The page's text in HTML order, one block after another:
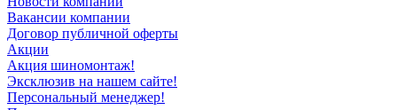
Вакансии компании
Договор публичной оферты
Акции
Акция шиномонтаж!
Эксклюзив на нашем сайте!
Персональный менеджер!